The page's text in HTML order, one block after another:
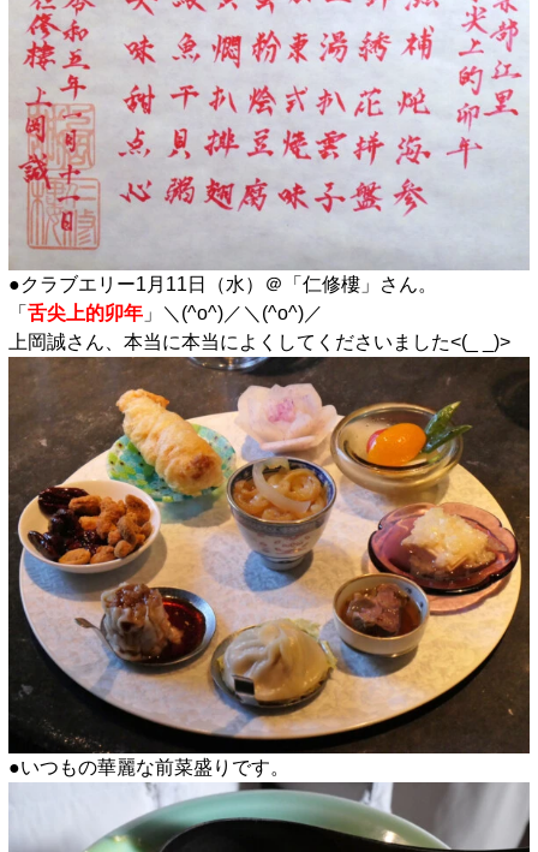
●クラブエリー1月11日（水）＠「仁修樓」さん。
「 舌尖上的卯年」＼(^o^)／＼(^o^)／
上岡誠さん、本当に本当によくしてくださいました<(_ _)>
●いつもの華麗な前菜盛りです。